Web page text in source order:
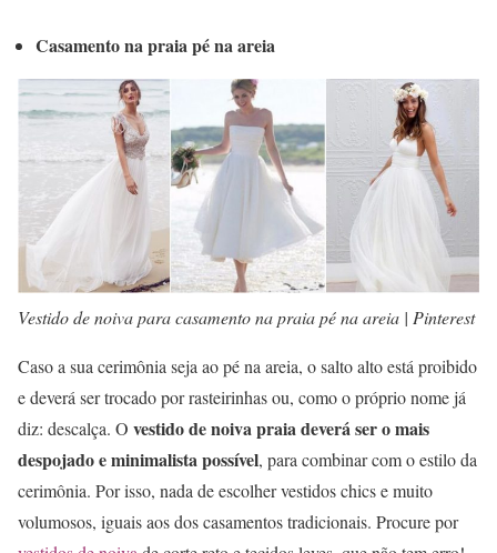
Casamento na praia pé na areia
Vestido de noiva para casamento na praia pé na areia | Pinterest
Caso a sua cerimônia seja ao pé na areia, o salto alto está proibido
e deverá ser trocado por rasteirinhas ou, como o próprio nome já
diz: descalça. O vestido de noiva praia deverá ser o mais
despojado e minimalista possível, para combinar com o estilo da
cerimônia. Por isso, nada de escolher vestidos chics e muito
volumosos, iguais aos dos casamentos tradicionais. Procure por